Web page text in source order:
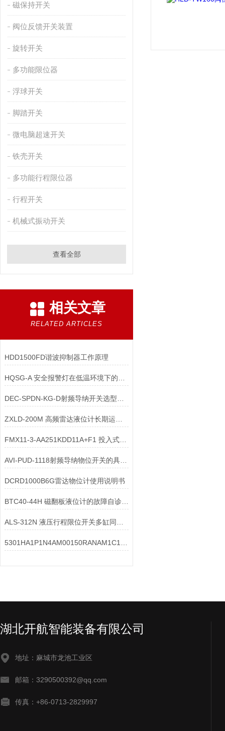
磁保持开关
阀位反馈开关装置
旋转开关
多功能限位器
浮球开关
脚踏开关
微电脑超速开关
铁壳开关
多功能行程限位器
行程开关
机械式振动开关
查看全部
相关文章
RELATED ARTICLES
HDD1500FD谐波抑制器工作原理
FMX11-3-AA251KDD11A+F1 投入式液位计接触水面显示超过量程怎么办
AVI-PUD-1118射频导纳物位开关的具体调试方法
DCRD1000B6G雷达物位计使用说明书
BTC40-44H 磁翻板液位计的故障自诊断功能，依托传感器监测、智能算法等
湖北开航智能装备有限公司
地址：麻城市龙池工业区
邮箱：3290500392@qq.com
传真：+86-0713-2829997